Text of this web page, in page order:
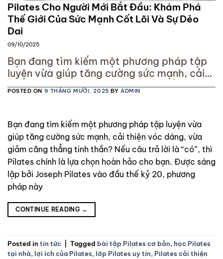
Pilates Cho Người Mới Bắt Đầu: Khám Phá
Thế Giới Của Sức Mạnh Cốt Lõi Và Sự Dẻo
Dai
09/10/2025
Bạn đang tìm kiếm một phương pháp tập
luyện vừa giúp tăng cường sức mạnh, cải
thiện vóc dáng, vừa giảm căng thẳng tinh
thần? Nếu câu trả lời là “có”, thì Pilates
sáng lập bởi Joseph Pilates vào đầu thế kỷ
20, phương pháp này
POSTED ON 9 THÁNG MƯỜI, 2025 BY ADMIN
Bạn đang tìm kiếm một phương pháp tập luyện vừa
giúp tăng cường sức mạnh, cải thiện vóc dáng, vừa
giảm căng thẳng tinh thần? Nếu câu trả lời là “có”, thì
Pilates chính là lựa chọn hoàn hảo cho bạn. Được sáng
lập bởi Joseph Pilates vào đầu thế kỷ 20, phương
pháp này
CONTINUE READING →
Posted in tin tức Tagged bài tập Pilates cơ bản, học Pilates
tại nhà, lợi ích của Pilates, lớp Pilates uy tín, Pilates cải thiện